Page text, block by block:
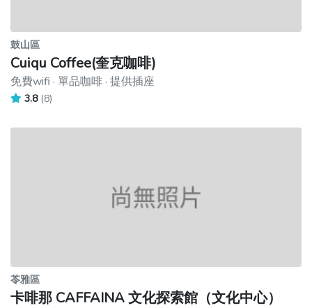
鼓山區
Cuiqu Coffee(奎克咖啡)
免費wifi · 單品咖啡 · 提供插座
3.8 (8)
苓雅區
卡啡那 CAFFAINA 文化探索館（文化中心）